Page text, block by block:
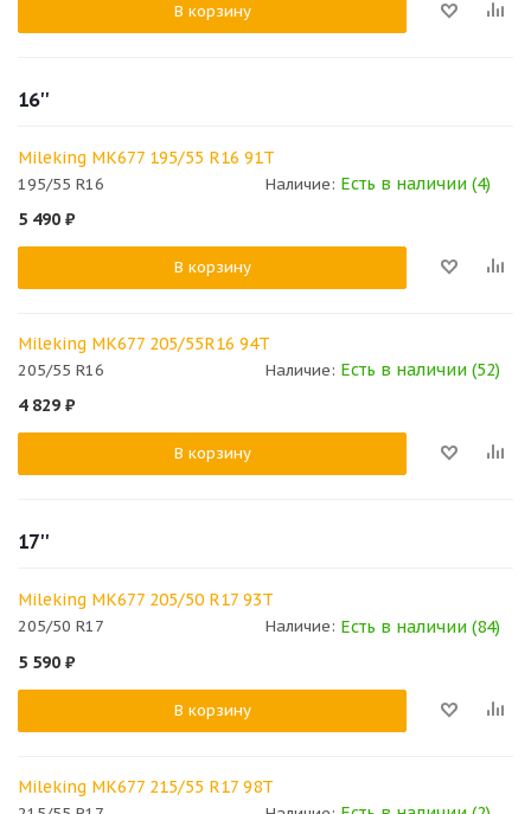
В корзину
16''
Mileking MK677 195/55 R16 91T
195/55 R16 Наличие: Есть в наличии (4)
5 490 ₽
В корзину
Mileking MK677 205/55R16 94T
205/55 R16 Наличие: Есть в наличии (52)
4 829 ₽
В корзину
17''
Mileking MK677 205/50 R17 93T
205/50 R17 Наличие: Есть в наличии (84)
5 590 ₽
В корзину
Mileking MK677 215/55 R17 98T